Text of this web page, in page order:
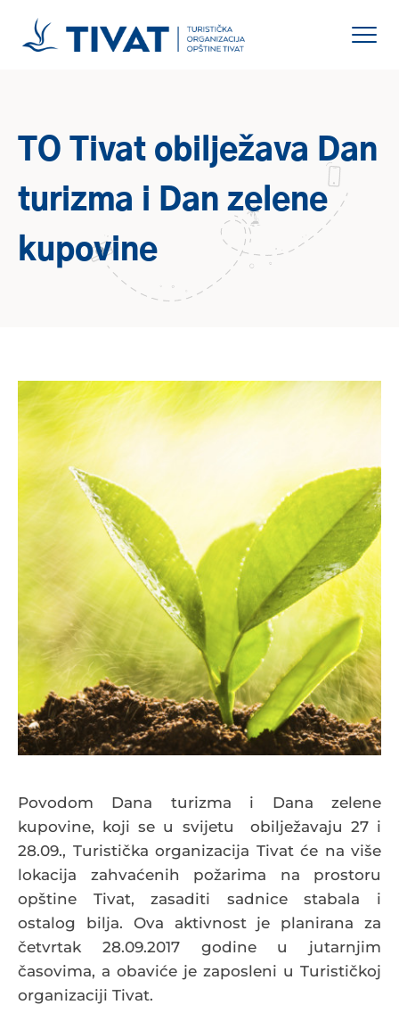
TO Tivat obilježava Dan
turizma i Dan zelene
kupovine
Povodom Dana turizma i Dana zelene
kupovine, koji se u svijetu obilježavaju 27 i
28.09., Turistička organizacija Tivat će na više
lokacija zahvaćenih požarima na prostoru
opštine Tivat, zasaditi sadnice stabala i
ostalog bilja. Ova aktivnost je planirana za
četvrtak 28.09.2017 godine u jutarnjim
časovima, a obaviće je zaposleni u Turističkoj
organizaciji Tivat.